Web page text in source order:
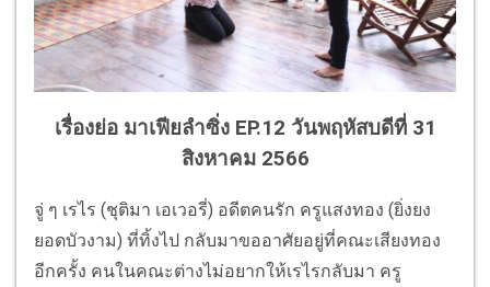
เรื่องย่อ มาเฟียลำซิ่ง EP.12 วันพฤหัสบดีที่ 31
สิงหาคม 2566
จู่ ๆ เรไร (ชุติมา เอเวอรี่) อดีตคนรัก ครูแสงทอง (ยิ่งยง
ยอดบัวงาม) ที่ทิ้งไป กลับมาขออาศัยอยู่ที่คณะเสียงทอง
อีกครั้ง คนในคณะต่างไม่อยากให้เรไรกลับมา ครู